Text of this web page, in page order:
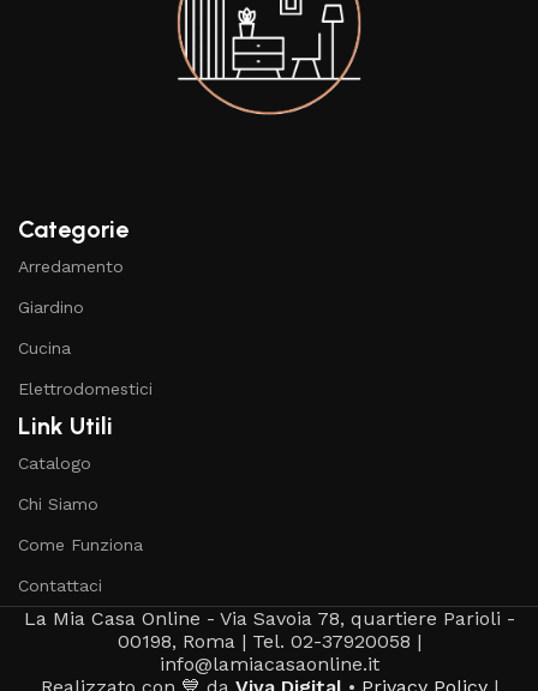
Categorie
Arredamento
Giardino
Cucina
Elettrodomestici
Link Utili
Catalogo
Chi Siamo
Come Funziona
Contattaci
La Mia Casa Online - Via Savoia 78, quartiere Parioli -
00198, Roma | Tel. 02-37920058 |
info@lamiacasaonline.it